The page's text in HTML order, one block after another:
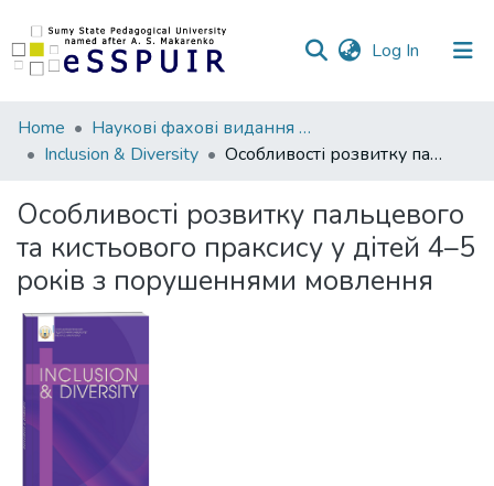
Log In (current)
Communities
&
All of DSpace
Statistics
Home
Наукові фахові видання СумДПУ
Inclusion & Diversity
Особливості розвитку пальцевого та кистьового праксису у дітей 4–5 років з порушеннями мовлення
Особливості розвитку пальцевого
та кистьового праксису у дітей 4–5
років з порушеннями мовлення